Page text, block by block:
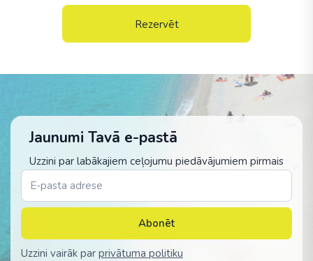
Rezervēt
Jaunumi Tavā e-pastā
Uzzini par labākajiem ceļojumu piedāvājumiem pirmais
Abonēt
Uzzini vairāk par privātuma politiku